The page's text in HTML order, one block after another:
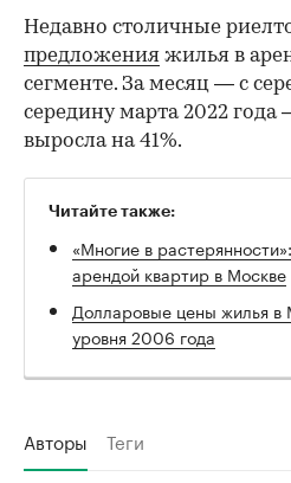
Недавно столичные
предложения жилья в
сегменте. За месяц — с
середину марта 2022 года
выросла на 41%.
Читайте также:
«Многие в
арендой квартир в Москве
Долларовые цены жилья в
уровня 2006 года
Авторы Теги